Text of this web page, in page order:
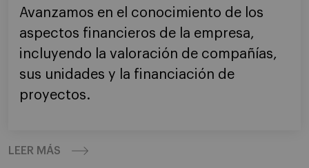
Avanzamos en el conocimiento de los
aspectos financieros de la empresa,
incluyendo la valoración de compañías,
sus unidades y la financiación de
proyectos.
LEER MÁS